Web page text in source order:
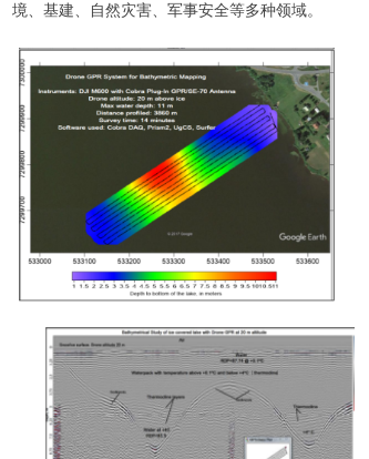
境、基建、自然灾害、军事安全等多种领域。